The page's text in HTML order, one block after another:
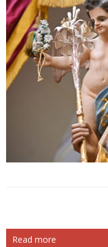
Read more